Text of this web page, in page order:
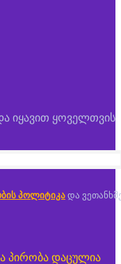
იყავით ყოველთვის
პოლიტიკა და
პირობა დაცულია